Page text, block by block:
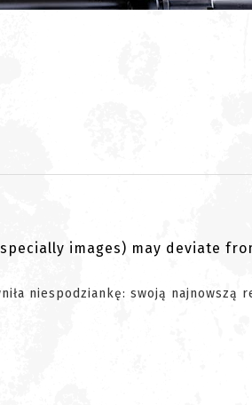
images) may deviate
niespodziankę: swoją najnowszą